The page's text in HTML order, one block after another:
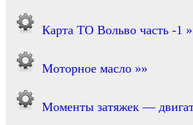
Карта ТО Вольво часть -1
Моторное масло »»
Моменты затяжек —